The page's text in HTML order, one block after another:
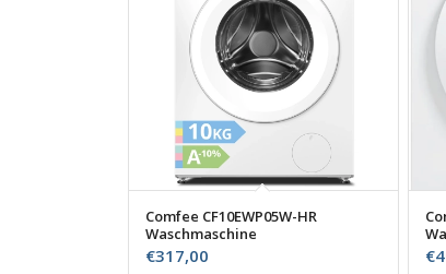
Comfee CF10EWP05W-HR
Waschmaschine
€317,00 €